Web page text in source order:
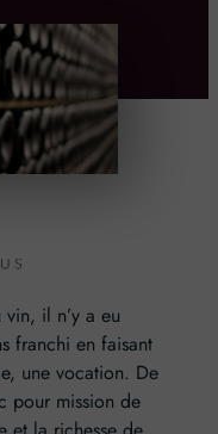
il n’y a eu
franchi en faisant
une vocation. De
pour mission de